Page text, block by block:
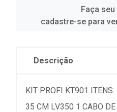
Faça
cadastre-se para
Descrição
KIT PROFI KT901 ITENS:
35 CM LV350 1 CABO